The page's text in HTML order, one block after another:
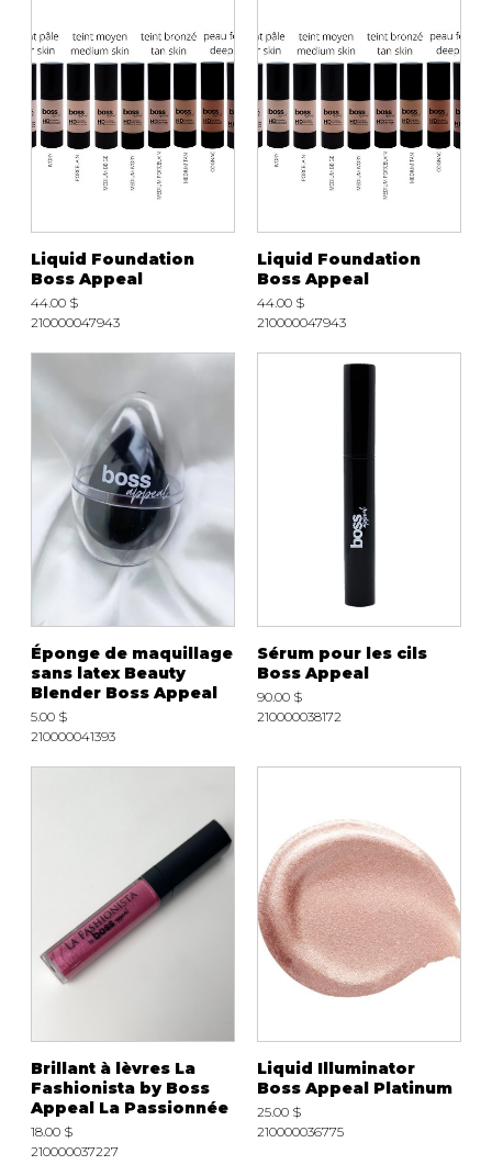
Liquid Foundation
Boss Appeal
44.00 $
210000047943
Liquid Foundation
Boss Appeal
44.00 $
210000047943
Éponge de maquillage
sans latex Beauty
Blender Boss Appeal
5.00 $
210000041393
Sérum pour les cils
Boss Appeal
90.00 $
210000038172
Brillant à lèvres La
Fashionista by Boss
Appeal La Passionnée
18.00 $
210000037227
Liquid Illuminator
Boss Appeal Platinum
25.00 $
210000036775